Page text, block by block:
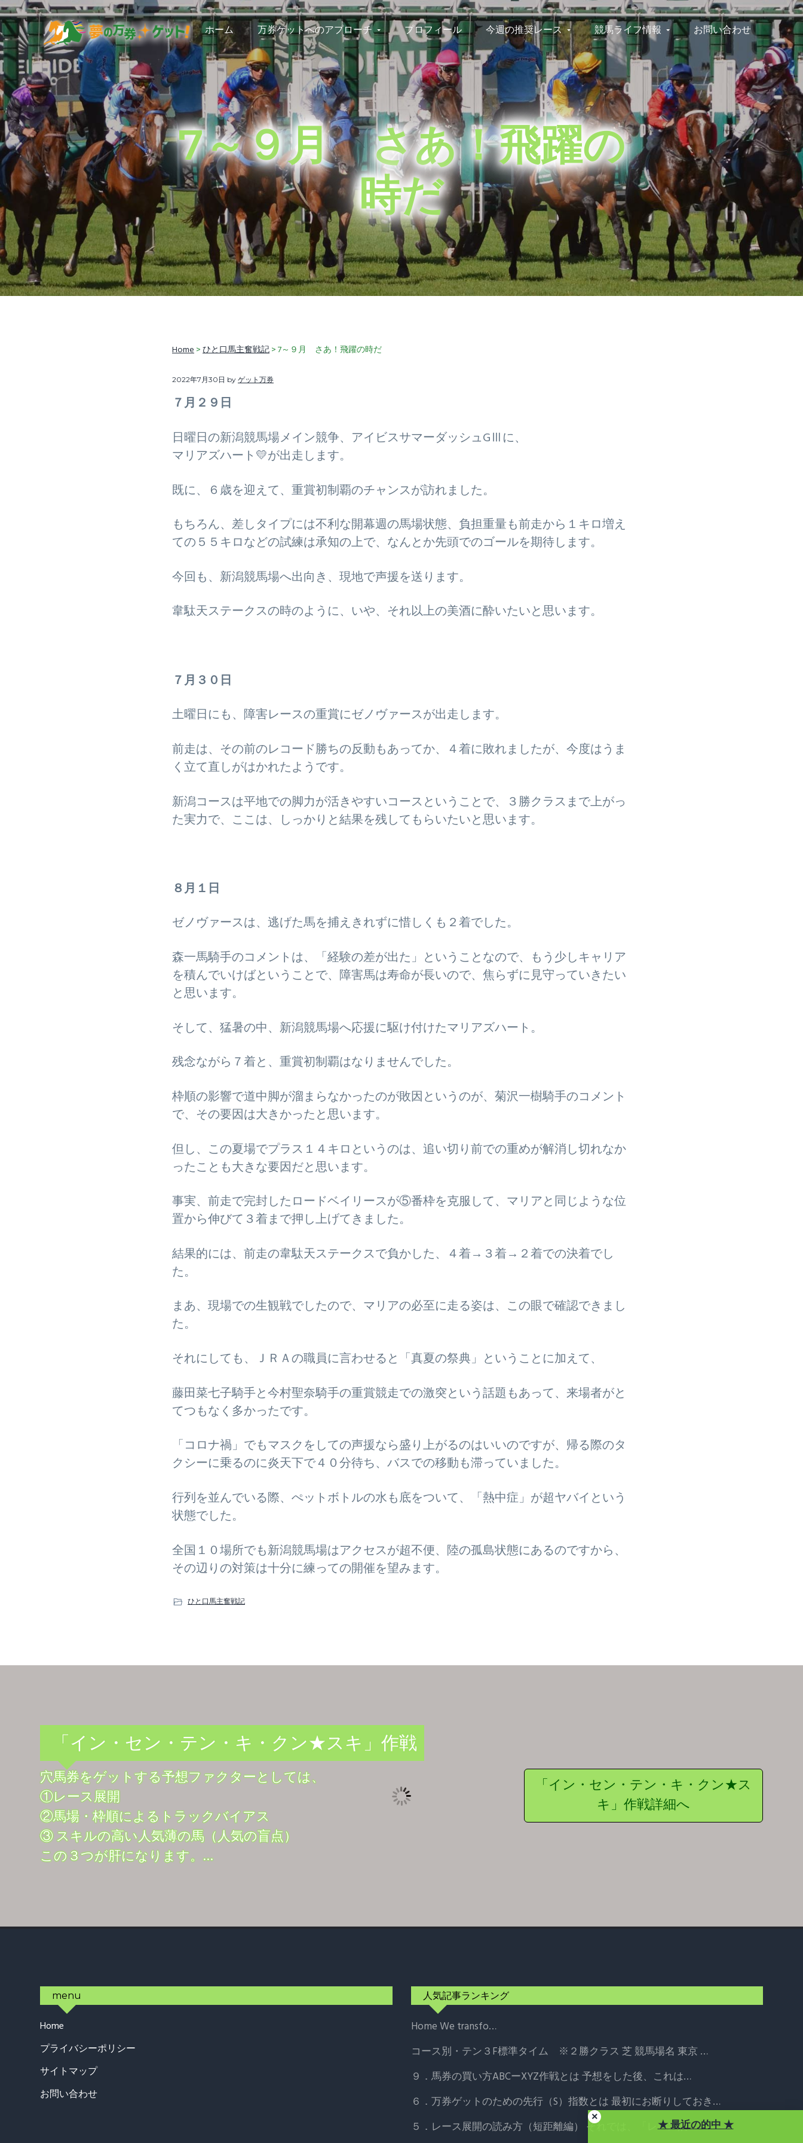
S
k
i
p
t
o
p
r
i
m
a
r
y
n
a
v
i
S
k
i
p
t
o
m
a
i
n
c
o
n
t
e
n
t
S
k
i
p
t
o
f
o
o
t
e
r
夢の万券ゲット！
穴
馬
券
予
想
に
加
え
て、
競
馬
ラ
イ
フ
情
届
け
し
ま
す
ホーム 万券ゲットへのアプローチ プロフィール 今週の推奨レース 競馬ライフ情報 お問い合わせ
7～９月 さあ！飛躍の
時だ
Home>ひと口馬主奮戦記> 7～９月 さあ！飛躍の時だ
2022年7月30日 by ゲット万券
７月２９日
日曜日の新潟競馬場メイン競争、アイビスサマーダッシュGⅢに、
マリアズハート💛が出走します。
既に、６歳を迎えて、重賞初制覇のチャンスが訪れました。
もちろん、差しタイプには不利な開幕週の馬場状態、負担重量も前走から１キロ増え
ての５５キロなどの試練は承知の上で、なんとか先頭でのゴールを期待します。
今回も、新潟競馬場へ出向き、現地で声援を送ります。
韋駄天ステークスの時のように、いや、それ以上の美酒に酔いたいと思います。
７月３０日
土曜日にも、障害レースの重賞にゼノヴァースが出走します。
前走は、その前のレコード勝ちの反動もあってか、４着に敗れましたが、今度はうま
く立て直しがはかれたようです。
新潟コースは平地での脚力が活きやすいコースということで、３勝クラスまで上がっ
た実力で、ここは、しっかりと結果を残してもらいたいと思います。
８月１日
ゼノヴァースは、逃げた馬を捕えきれずに惜しくも２着でした。
森一馬騎手のコメントは、「経験の差が出た」ということなので、もう少しキャリア
を積んでいけばということで、障害馬は寿命が長いので、焦らずに見守っていきたい
と思います。
そして、猛暑の中、新潟競馬場へ応援に駆け付けたマリアズハート。
残念ながら７着と、重賞初制覇はなりませんでした。
枠順の影響で道中脚が溜まらなかったのが敗因というのが、菊沢一樹騎手のコメント
で、その要因は大きかったと思います。
但し、この夏場でプラス１４キロというのは、追い切り前での重めが解消し切れなか
ったことも大きな要因だと思います。
事実、前走で完封したロードベイリースが⑤番枠を克服して、マリアと同じような位
置から伸びて３着まで押し上げてきました。
結果的には、前走の韋駄天ステークスで負かした、４着→３着→２着での決着でし
た。
まあ、現場での生観戦でしたので、マリアの必至に走る姿は、この眼で確認できまし
た。
それにしても、ＪＲＡの職員に言わせると「真夏の祭典」ということに加えて、
藤田菜七子騎手と今村聖奈騎手の重賞競走での激突という話題もあって、来場者がと
てつもなく多かったです。
「コロナ禍」でもマスクをしての声援なら盛り上がるのはいいのですが、帰る際のタ
クシーに乗るのに炎天下で４０分待ち、バスでの移動も滞っていました。
行列を並んでいる際、ぺットボトルの水も底をついて、「熱中症」が超ヤバイという
状態でした。
全国１０場所でも新潟競馬場はアクセスが超不便、陸の孤島状態にあるのですから、
その辺りの対策は十分に練っての開催を望みます。
ひと口馬主奮戦記
「イン・セン・テン・キ・クン★スキ」作戦
穴馬券をゲットする予想ファクターとしては、
①レース展開
②馬場・枠順によるトラックバイアス
③ スキルの高い人気薄の馬（人気の盲点）
この３つが肝になります。…
「イン・セン・テン・キ・クン★ス
キ」作戦詳細へ
Footer
menu
Home
プライバシーポリシー
サイトマップ
お問い合わせ
人気記事ランキング
HomeWe transfo…
コース別・テン３F標準タイム ※２勝クラス 芝 競馬場名 東京 …
９．馬券の買い方ABCーXYZ作戦とは予想をした後、これは…
６．万券ゲットのための先行（S）指数とは最初にお断りしておき…
５．レース展開の読み方（短距離編） それでは、「レース展…★ 最近の的中 ★